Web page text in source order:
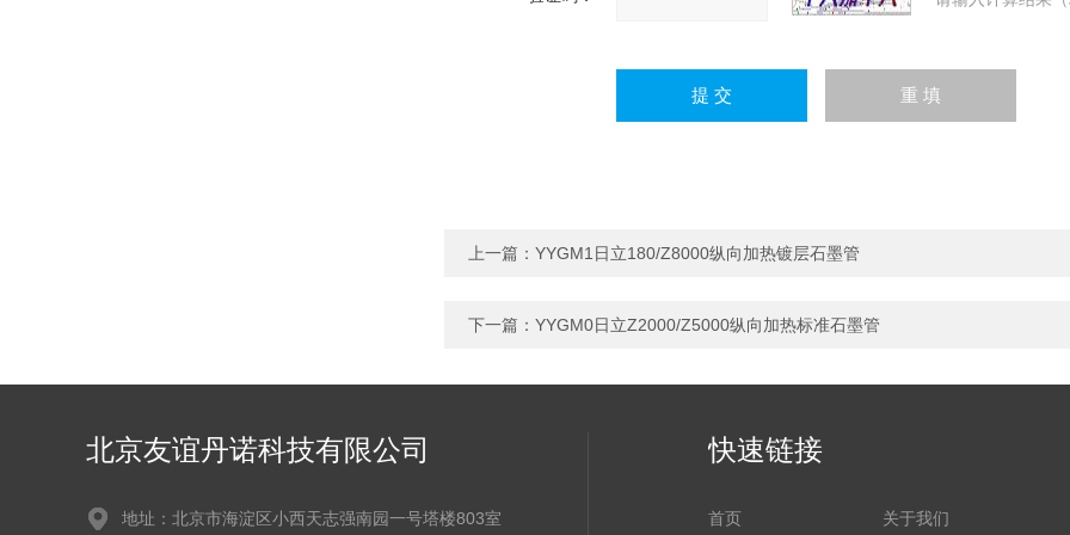
上一篇： YYGM1日立180/Z8000纵向加热镀层石墨管
下一篇： YYGM0日立Z2000/Z5000纵向加热标准石墨管
北京友谊丹诺科技有限公司
地址：北京市海淀区小西天志强南园一号塔楼803室
快速链接
首页 关于我们